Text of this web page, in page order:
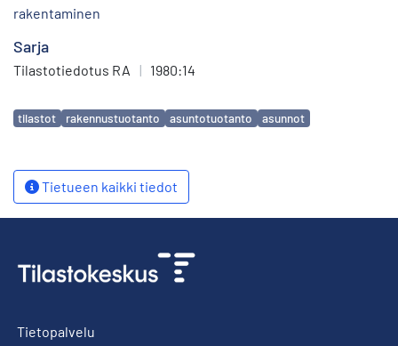
rakentaminen
Sarja
Tilastotiedotus RA | 1980:14
Avainsanat
tilastot rakennustuotanto asuntotuotanto asunnot
Tietueen kaikki tiedot
Tietopalvelu